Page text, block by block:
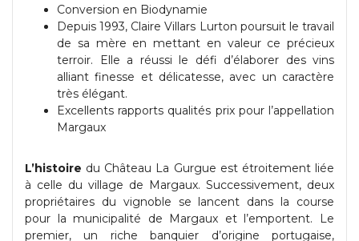
Conversion en Biodynamie
Depuis 1993, Claire Villars Lurton poursuit le travail
de sa mère en mettant en valeur ce précieux
terroir. Elle a réussi le défi d’élaborer des vins
alliant finesse et délicatesse, avec un caractère
très élégant.
Excellents rapports qualités prix pour l’appellation
Margaux
L’histoire du Château La Gurgue est étroitement liée
à celle du village de Margaux. Successivement, deux
propriétaires du vignoble se lancent dans la course
pour la municipalité de Margaux et l’emportent. Le
premier, un riche banquier d’origine portugaise,